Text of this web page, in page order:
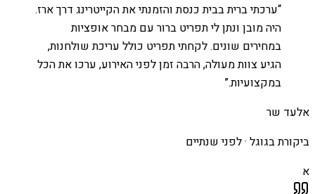
“ערכתי ברית בבית כנסת והזמנתי את הקייטרינג דרך ארז.
היה מובן ונתן לי תפריט ברור עם מבחר אופציות
במחירים שונים. לקחתי תפריט כולל עריכת שולחנות,
הגיע צוות מעולה, הרבה זמן לפני האירוע, ערכו את הכל
במקצועיות.”
אלעד שר
ביקורת בגוגל ·לפני שנתיים
א